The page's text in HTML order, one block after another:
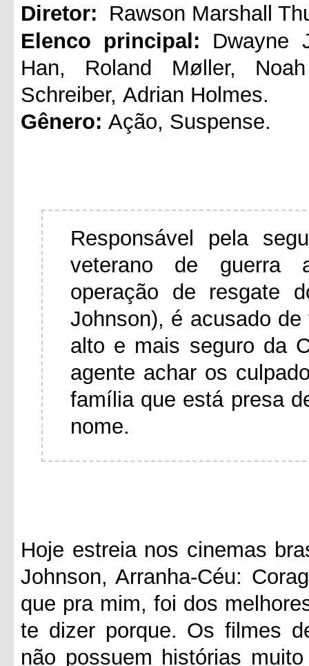
Diretor: Rawson Marshall
Elenco principal:
Dwayne
Han, Roland Møller,
Schreiber, Adrian Holmes.
Gênero: Ação, Suspense.
Responsável pela
veterano de guerra
operação de resgate
Johnson), é acusado
alto e mais seguro da
agente achar os
família que está presa
nome.
Hoje estreia nos cinemas
Johnson, Arranha-Céu:
que pra mim, foi dos
te dizer porque. Os filmes
não possuem histórias